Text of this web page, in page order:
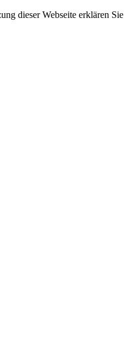
dieser Webseite erklären